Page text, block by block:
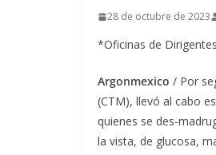
28 de octubre de 2023
*Oficinas de
Argonmexico / Por
(CTM), llevó al cabo
quienes se des-
la vista, de glucosa,